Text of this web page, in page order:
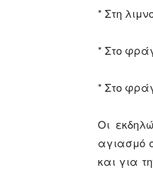
* Στη
* Στο
* Στο
Οι
αγιασμό
και για